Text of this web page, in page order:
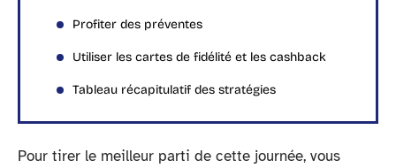
Profiter des préventes
Utiliser les cartes de fidélité et les cashback
Tableau récapitulatif des stratégies
Pour tirer le meilleur parti de cette journée, vous